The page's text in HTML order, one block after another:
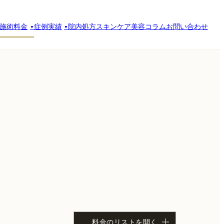
施術料金 症例実績 院内処方スキンケア美容コラムお問い合わせ
料金のリストを開く